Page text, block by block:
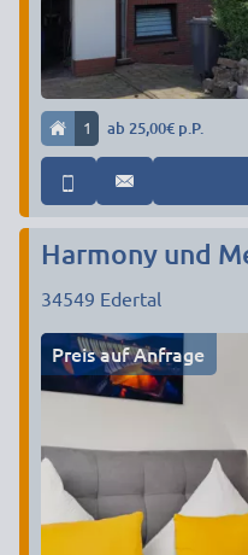
1 ab 25,00€ p.P.
34549 Edertal
Preis auf Anfrage